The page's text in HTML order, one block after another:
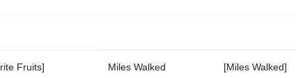
Fruits] Miles Walked [Miles Walked]